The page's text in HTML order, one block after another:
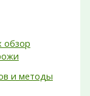
обзор
и методы